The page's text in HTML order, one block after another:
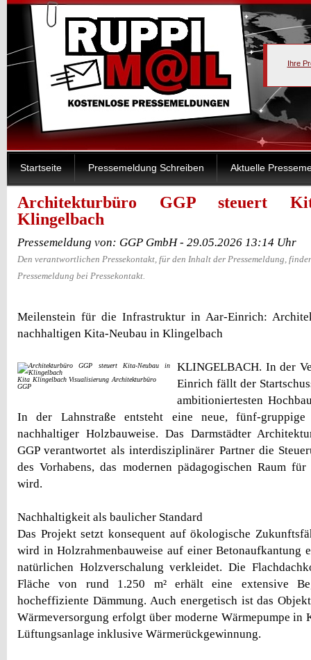
Ihre
Startseite Pressemeldung Schreiben Aktuelle
Architekturbüro GGP steuert
Klingelbach
Pressemeldung von: GGP GmbH - 29.05.2026 13:14 Uhr
Den verantwortlichen Pressekontakt, für den Inhalt der Pressemeldung,
Pressemeldung bei Pressekontakt.
Meilenstein für die Infrastruktur in Aar-Einrich:
nachhaltigen Kita-Neubau in Klingelbach
Kita Klingelbach Visualisierung Architekturbüro
GGP
KLINGELBACH. In der
Einrich fällt der
ambitioniertesten
In der Lahnstraße entsteht eine neue, fünf-gruppige
nachhaltiger Holzbauweise. Das Darmstädter
GGP verantwortet als interdisziplinärer Partner die
des Vorhabens, das modernen pädagogischen Raum
wird.
Nachhaltigkeit als baulicher Standard
Das Projekt setzt konsequent auf ökologische
wird in Holzrahmenbauweise auf einer Betonaufkantung
natürlichen Holzverschalung verkleidet. Die
Fläche von rund 1.250 m² erhält eine extensive
hocheffiziente Dämmung. Auch energetisch ist das
Wärmeversorgung erfolgt über moderne Wärmepumpe in
Lüftungsanlage inklusive Wärmerückgewinnung.